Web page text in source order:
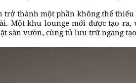
thành một phần không thể
Một khu lounge mới được tạo
sàn vườn, cùng tủ lưu trữ ngang